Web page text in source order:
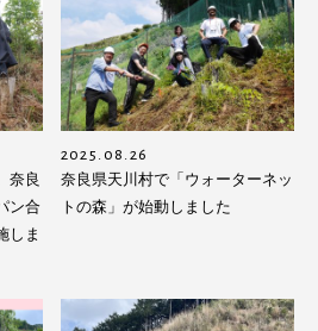
奈良
ン合
しま
2025.08.26
奈良県天川村で「ウォーターネッ
トの森」が始動しました